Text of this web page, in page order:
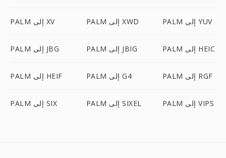
PALM إلى XV PALM إلى XWD PALM إلى YUV
PALM إلى JBG PALM إلى JBIG PALM إلى HEIC
PALM إلى HEIF PALM إلى G4 PALM إلى RGF
PALM إلى SIX PALM إلى SIXEL PALM إلى VIPS